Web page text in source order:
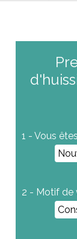
1 - Vous
2 - Motif de